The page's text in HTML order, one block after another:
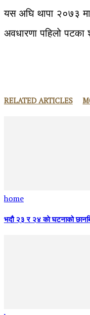
यस अघि थापा २०७३ मा
अवधारणा पहिलो
RELATED ARTICLES
home
भदौ २३ र २४ काे घटनाको